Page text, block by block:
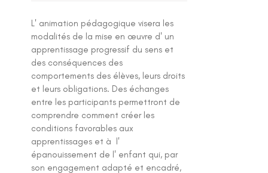
L' animation pédagogique visera les
modalités de la mise en œuvre d' un
apprentissage progressif du sens et
des conséquences des
comportements des élèves, leurs droits
et leurs obligations. Des échanges
entre les participants permettront de
comprendre comment créer les
conditions favorables aux
apprentissages et à l'
épanouissement de l' enfant qui, par
son engagement adapté et encadré,